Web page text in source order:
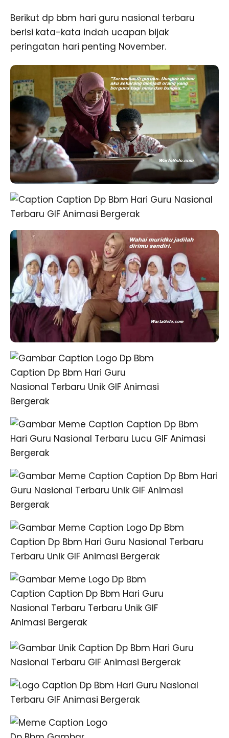
Berikut dp bbm hari guru nasional terbaru
berisi kata-kata indah ucapan bijak
peringatan hari penting November.